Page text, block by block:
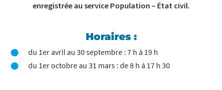
enregistrée au service Population – État civil.
Horaires :
du 1er avril au 30 septembre : 7 h à 19 h
du 1er octobre au 31 mars : de 8 h à 17 h 30